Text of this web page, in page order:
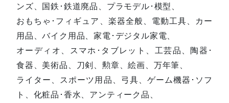
ンズ、国鉄･鉄道廃品、プラモデル･模型、
おもちゃ･フィギュア、楽器全般、電動工具、カー
用品、バイク用品、家電･デジタル家電、
オーディオ、スマホ･タブレット、工芸品、陶器･
食器、美術品、刀剣、勲章、絵画、万年筆、
ライター、スポーツ用品、弓具、ゲーム機器･ソフ
ト、化粧品･香水、アンティーク品、